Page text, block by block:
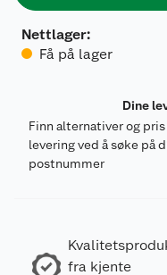
Nettlager:
Få på lager
Dine
Finn alternativer og
levering ved å søke på
postnummer
fra kjente